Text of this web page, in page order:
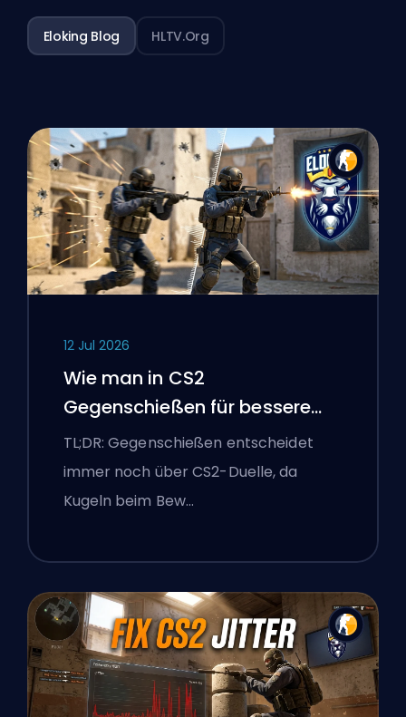
Eloking Blog HLTV.org
12 Jul 2026
Wie man in CS2
Gegenschießen für bessere
Genauigkeit
TL;DR: Gegenschießen entscheidet
immer noch über CS2-Duelle, da
Kugeln beim Bew…